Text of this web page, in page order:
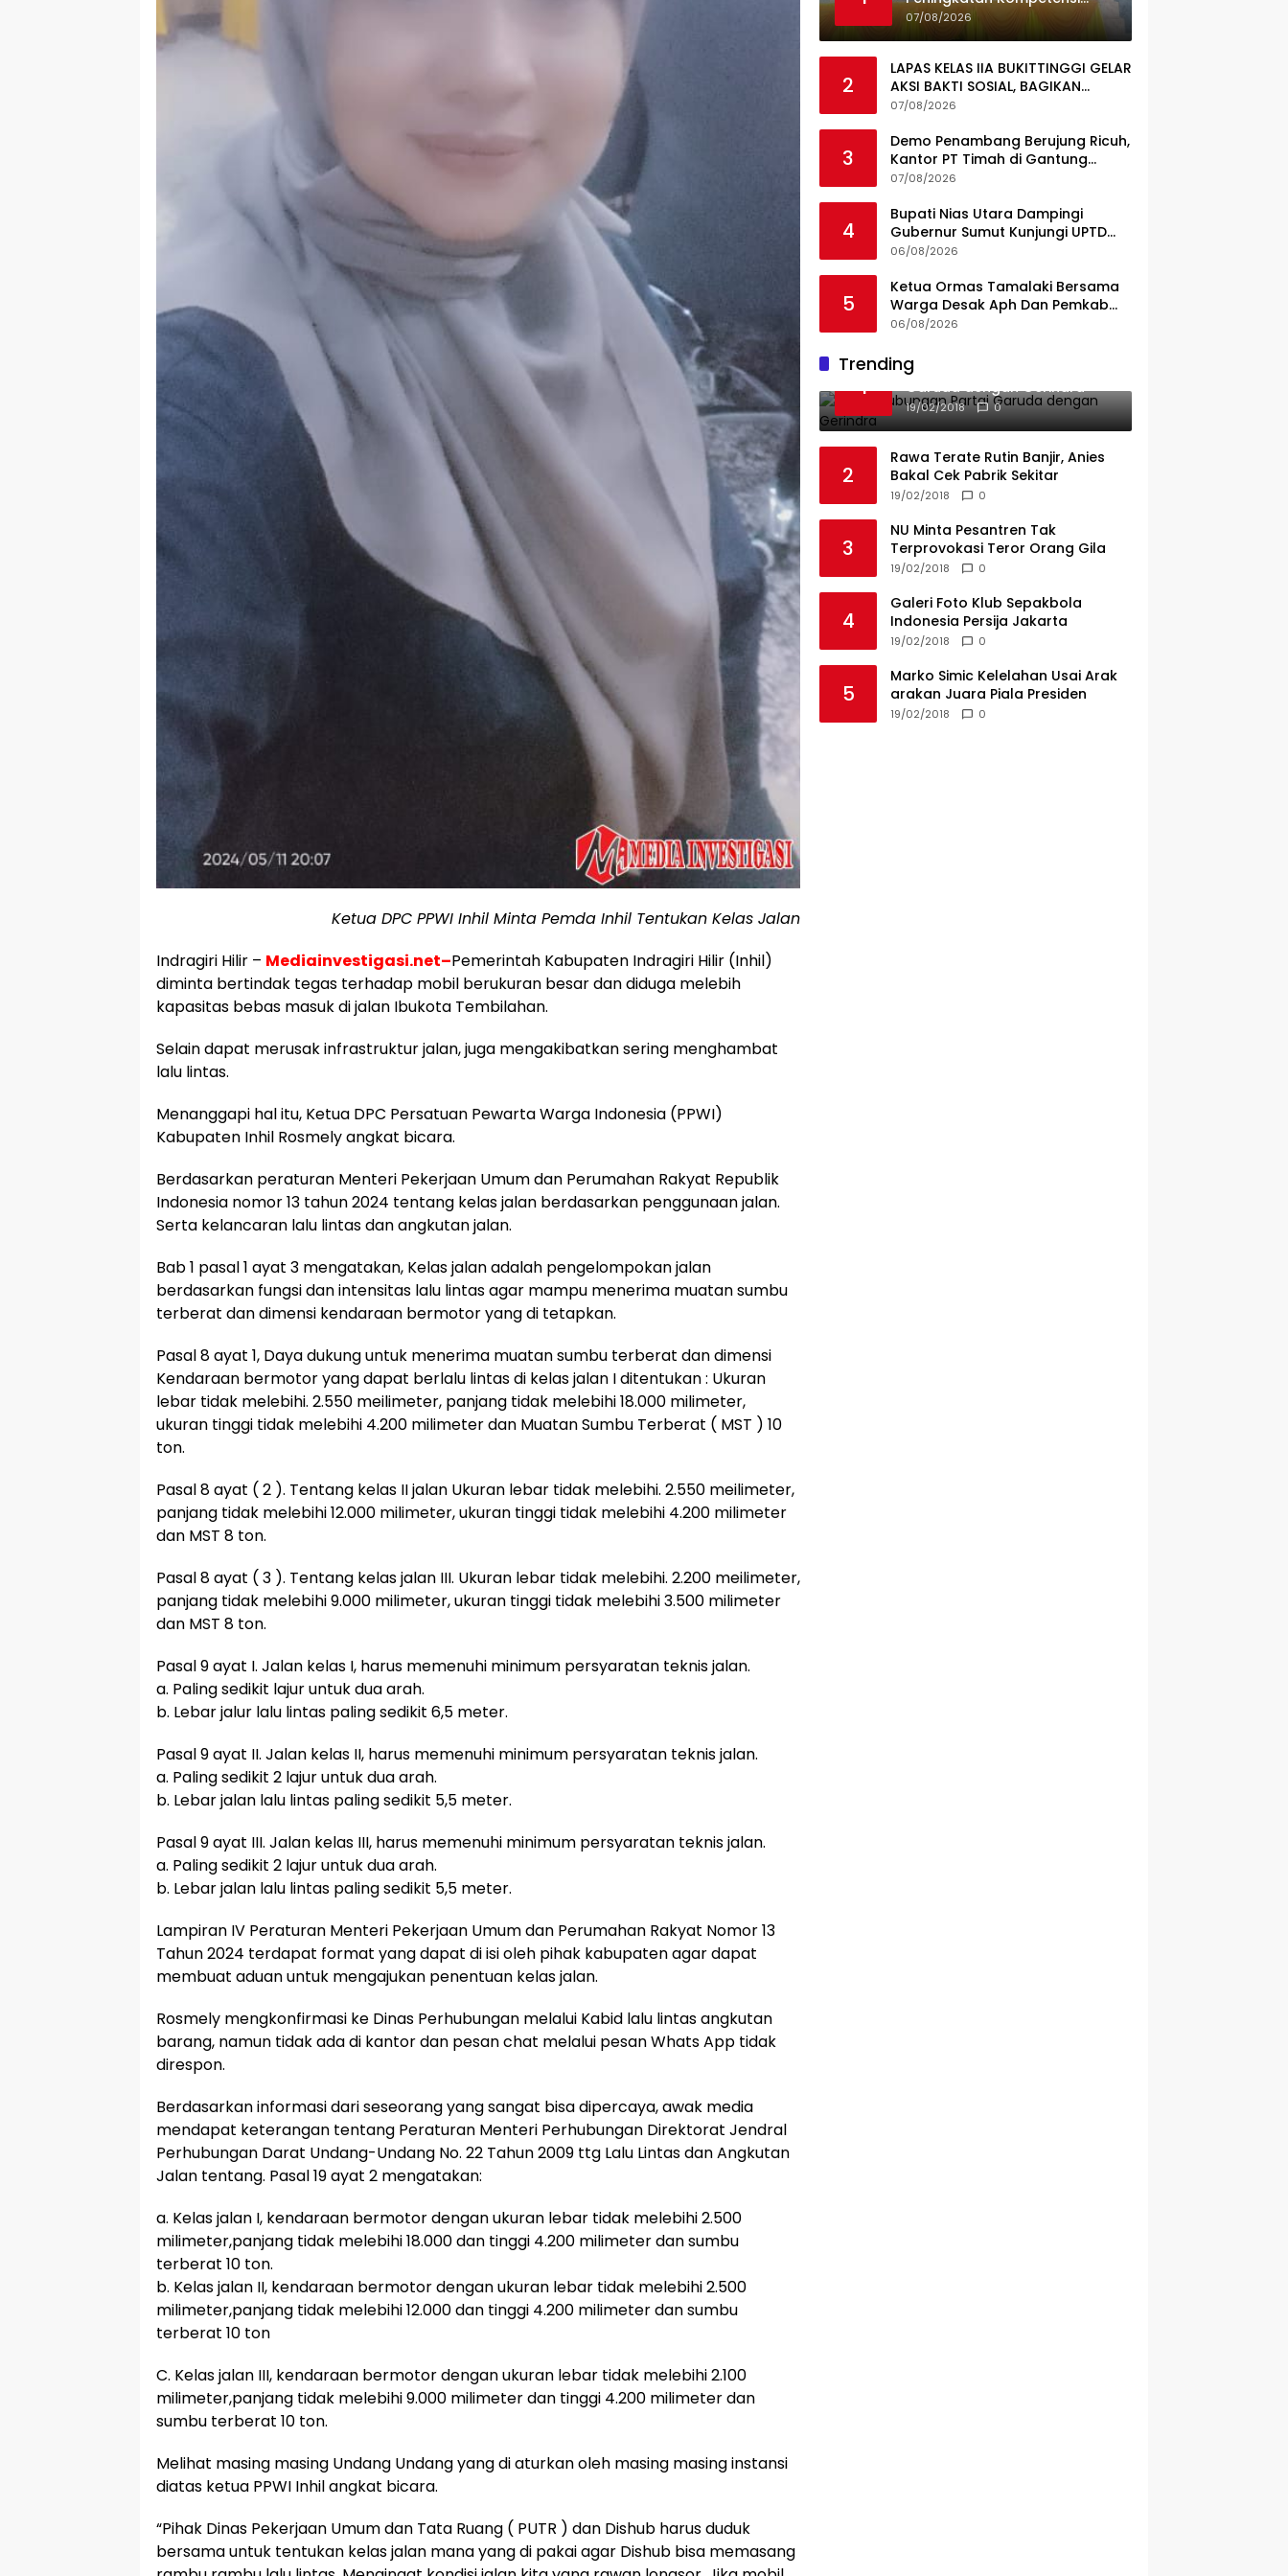
Ketua DPC PPWI Inhil Minta Pemda Inhil Tentukan Kelas Jalan
Indragiri Hilir – Mediainvestigasi.net–Pemerintah Kabupaten Indragiri Hilir (Inhil)
diminta bertindak tegas terhadap mobil berukuran besar dan diduga melebih
kapasitas bebas masuk di jalan Ibukota Tembilahan.
Selain dapat merusak infrastruktur jalan, juga mengakibatkan sering menghambat
lalu lintas.
Menanggapi hal itu, Ketua DPC Persatuan Pewarta Warga Indonesia (PPWI)
Kabupaten Inhil Rosmely angkat bicara.
Berdasarkan peraturan Menteri Pekerjaan Umum dan Perumahan Rakyat Republik
Indonesia nomor 13 tahun 2024 tentang kelas jalan berdasarkan penggunaan jalan.
Serta kelancaran lalu lintas dan angkutan jalan.
Bab 1 pasal 1 ayat 3 mengatakan, Kelas jalan adalah pengelompokan jalan
berdasarkan fungsi dan intensitas lalu lintas agar mampu menerima muatan sumbu
terberat dan dimensi kendaraan bermotor yang di tetapkan.
Pasal 8 ayat 1, Daya dukung untuk menerima muatan sumbu terberat dan dimensi
Kendaraan bermotor yang dapat berlalu lintas di kelas jalan I ditentukan : Ukuran
lebar tidak melebihi. 2.550 meilimeter, panjang tidak melebihi 18.000 milimeter,
ukuran tinggi tidak melebihi 4.200 milimeter dan Muatan Sumbu Terberat ( MST ) 10
ton.
Pasal 8 ayat ( 2 ). Tentang kelas II jalan Ukuran lebar tidak melebihi. 2.550 meilimeter,
panjang tidak melebihi 12.000 milimeter, ukuran tinggi tidak melebihi 4.200 milimeter
dan MST 8 ton.
Pasal 8 ayat ( 3 ). Tentang kelas jalan III. Ukuran lebar tidak melebihi. 2.200 meilimeter,
panjang tidak melebihi 9.000 milimeter, ukuran tinggi tidak melebihi 3.500 milimeter
dan MST 8 ton.
Pasal 9 ayat I. Jalan kelas I, harus memenuhi minimum persyaratan teknis jalan.
a. Paling sedikit lajur untuk dua arah.
b. Lebar jalur lalu lintas paling sedikit 6,5 meter.
Pasal 9 ayat II. Jalan kelas II, harus memenuhi minimum persyaratan teknis jalan.
a. Paling sedikit 2 lajur untuk dua arah.
b. Lebar jalan lalu lintas paling sedikit 5,5 meter.
Pasal 9 ayat III. Jalan kelas III, harus memenuhi minimum persyaratan teknis jalan.
a. Paling sedikit 2 lajur untuk dua arah.
b. Lebar jalan lalu lintas paling sedikit 5,5 meter.
Lampiran IV Peraturan Menteri Pekerjaan Umum dan Perumahan Rakyat Nomor 13
Tahun 2024 terdapat format yang dapat di isi oleh pihak kabupaten agar dapat
membuat aduan untuk mengajukan penentuan kelas jalan.
Rosmely mengkonfirmasi ke Dinas Perhubungan melalui Kabid lalu lintas angkutan
barang, namun tidak ada di kantor dan pesan chat melalui pesan Whats App tidak
direspon.
Berdasarkan informasi dari seseorang yang sangat bisa dipercaya, awak media
mendapat keterangan tentang Peraturan Menteri Perhubungan Direktorat Jendral
Perhubungan Darat Undang-Undang No. 22 Tahun 2009 ttg Lalu Lintas dan Angkutan
Jalan tentang. Pasal 19 ayat 2 mengatakan:
a. Kelas jalan I, kendaraan bermotor dengan ukuran lebar tidak melebihi 2.500
milimeter,panjang tidak melebihi 18.000 dan tinggi 4.200 milimeter dan sumbu
terberat 10 ton.
b. Kelas jalan II, kendaraan bermotor dengan ukuran lebar tidak melebihi 2.500
milimeter,panjang tidak melebihi 12.000 dan tinggi 4.200 milimeter dan sumbu
terberat 10 ton
C. Kelas jalan III, kendaraan bermotor dengan ukuran lebar tidak melebihi 2.100
milimeter,panjang tidak melebihi 9.000 milimeter dan tinggi 4.200 milimeter dan
sumbu terberat 10 ton.
Melihat masing masing Undang Undang yang di aturkan oleh masing masing instansi
diatas ketua PPWI Inhil angkat bicara.
“Pihak Dinas Pekerjaan Umum dan Tata Ruang ( PUTR ) dan Dishub harus duduk
bersama untuk tentukan kelas jalan mana yang di pakai agar Dishub bisa memasang
Guru, Pemkab Jajaki Kerja
Sama dengan Pascasarjana
07/08/2026
2
LAPAS KELAS IIA BUKITTINGGI GELAR
AKSI BAKTI SOSIAL, BAGIKAN
SEMBAKO KEPADA MASYARAKAT
07/08/2026
3
Demo Penambang Berujung Ricuh,
Kantor PT Timah di Gantung
Terbakar; Tuntutan Tata Niaga
07/08/2026
4
Bupati Nias Utara Dampingi
Gubernur Sumut Kunjungi UPTD
Puskesmas Lahewa
06/08/2026
5
Ketua Ormas Tamalaki Bersama
Warga Desak Aph Dan Pemkab
Konsel Tangkap Pelaku Angkut
PT KAP Melintas Jalan Umum
06/08/2026
Trending
1
Ini Dia Hubungan Partai
Garuda dengan Gerindra
19/02/2018 0
2
Rawa Terate Rutin Banjir, Anies
Bakal Cek Pabrik Sekitar
19/02/2018 0
3
NU Minta Pesantren Tak
Terprovokasi Teror Orang Gila
19/02/2018 0
4
Galeri Foto Klub Sepakbola
Indonesia Persija Jakarta
19/02/2018 0
5
Marko Simic Kelelahan Usai Arak
arakan Juara Piala Presiden
19/02/2018 0